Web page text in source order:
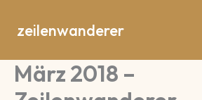
Inhaltzeilenwanderer
März 2018 –